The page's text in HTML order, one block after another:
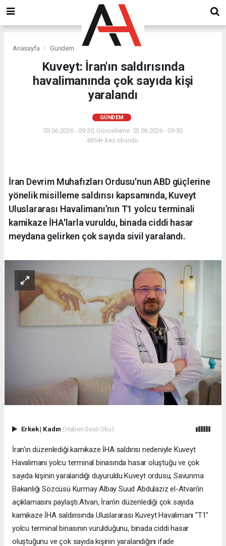
Anasayfa Gündem
Kuveyt: İran'ın saldırısında
havalimanında çok sayıda kişi
yaralandı
GÜNDEM
03.06.2026 - 09:30, Güncelleme: 03.06.2026 - 09:30
4854+ kez okundu.
İran Devrim Muhafızları Ordusu'nun ABD güçlerine
yönelik misilleme saldırısı kapsamında, Kuveyt
Uluslararası Havalimanı’nın T1 yolcu terminali
kamikaze İHA'larla vuruldu, binada ciddi hasar
meydana gelirken çok sayıda sivil yaralandı.
Erkek| Kadın (Haberi Sesli Oku)
İran'ın düzenlediği kamikaze İHA saldırısı nedeniyle Kuveyt
Havalimanı yolcu terminal binasında hasar oluştuğu ve çok
sayıda kişinin yaralandığı duyuruldu.Kuveyt ordusu, Savunma
Bakanlığı Sözcüsü Kurmay Albay Suud Abdulaziz el-Atvan'ın
açıklamasını paylaştı.Atvan, İran'ın düzenlediği çok sayıda
kamikaze İHA saldırısında Uluslararası Kuveyt Havalimanı "T1"
yolcu terminal binasının vurulduğunu, binada ciddi hasar
oluştuğunu ve çok sayıda kişinin yaralandığını ifade